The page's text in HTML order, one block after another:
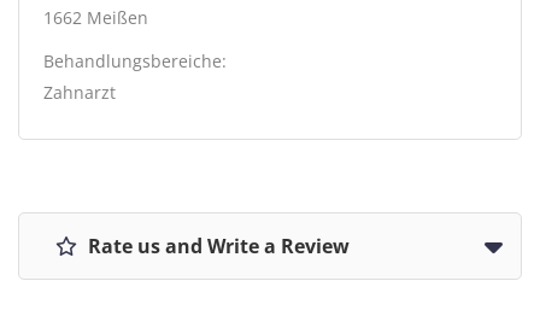
1662 Meißen
Behandlungsbereiche:
Zahnarzt
Rate us and Write a Review